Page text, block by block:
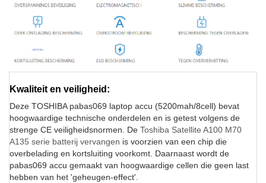
Kwaliteit en veiligheid:
Deze TOSHIBA pabas069 laptop accu (5200mah/8cell) bevat
hoogwaardige technische onderdelen en is getest volgens de
strenge CE veiligheidsnormen. De Toshiba Satellite A100 M70
A135 serie batterij vervangen is voorzien van een chip die
overbelading en kortsluiting voorkomt. Daarnaast wordt de
pabas069 accu gemaakt van hoogwaardige cellen die geen last
hebben van het 'geheugen-effect'.